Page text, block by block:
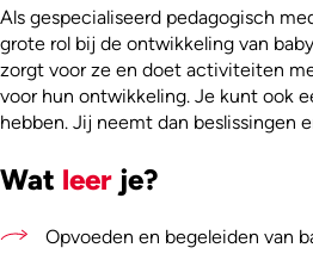
Als gespecialiseerd pedagogisch
grote rol bij de ontwikkeling van
zorgt voor ze en doet activiteiten
voor hun ontwikkeling. Je kunt ook
hebben. Jij neemt dan beslissingen
Wat leer je?
Opvoeden en begeleiden van